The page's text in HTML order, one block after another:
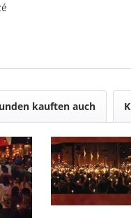
kauften auch